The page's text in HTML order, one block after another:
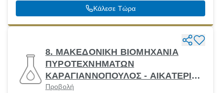
Αργολίδα, 21200
Κάλεσε Τώρα
8. ΜΑΚΕΔΟΝΙΚΗ ΒΙΟΜΗΧΑΝΙΑ
ΠΥΡΟΤΕΧΝΗΜΑΤΩΝ
ΚΑΡΑΓΙΑΝΝΟΠΟΥΛΟΣ - ΑΙΚΑΤΕΡΙΝΗ
Π ΠΑΝΤΕΛΙΔΟΥ
Προβολή